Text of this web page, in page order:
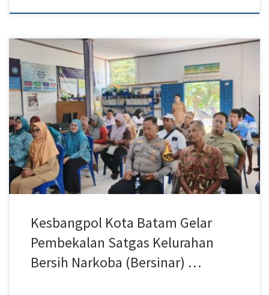
Batam – Badan Kesatuan Bangsa dan Politik (Kesbangpol) Kota
Batam menggelar Kegiatan Pembekalan Satuan Tugas (Satgas)
Kelurahan Bersih Narkoba (Bersinar) yang berlangsung di Fasilitas
Umum (Fasum) Kelurahan Sembulang, Kecamatan Galang, pada
Senin, 27 Juli 2026. Kegiatan ini merupakan bagian dari komitmen
Pemerintah Kota Batam dalam mendukung upaya Pencegahan
dan Pemberantasan […]
Kesbangpol Kota Batam Gelar
Pembekalan Satgas Kelurahan
Bersih Narkoba (Bersinar) …